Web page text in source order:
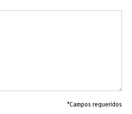
*Campos requeridos